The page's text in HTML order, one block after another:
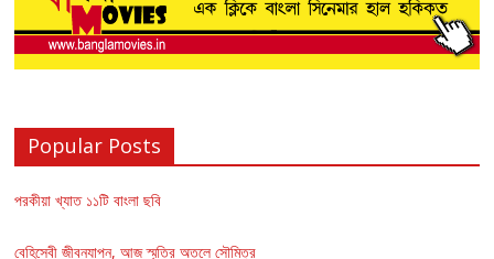
Popular Posts
পরকীয়া খ্যাত ১১টি বাংলা ছবি
বেহিসেবী জীবনযাপন, আজ স্মৃতির অতলে সৌমিত্র